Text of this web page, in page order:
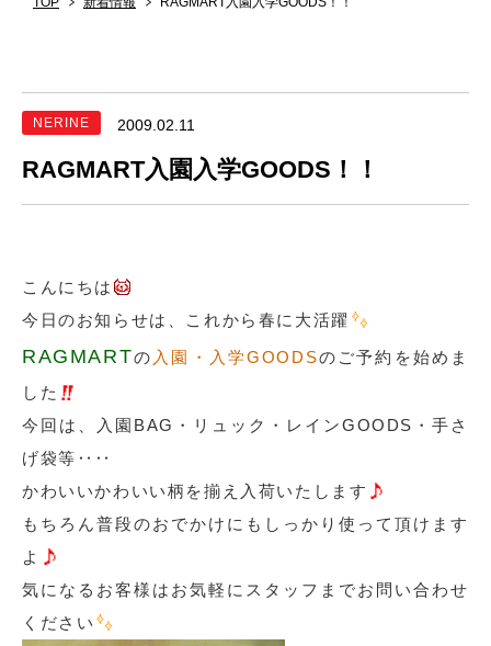
NERINE 2009.02.11
RAGMART入園入学GOODS！！
こんにちは
今日のお知らせは、これから春に大活躍
RAGMARTの 入 園・入学GOODSのご予約を始めま
した
今回は、入園BAG・リュック・レインGOODS・手さ
げ袋等‥‥
かわいいかわいい柄を揃え入荷いたします
もちろん普段のおでかけにもしっかり使って頂けます
よ
気になるお客様はお気軽にスタッフまでお問い合わせ
ください